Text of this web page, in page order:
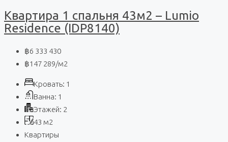
Квартира 1 спальня 43м2 – Lumio
Residence (IDP8140)
฿6 333 430
฿147 289/м2
Кровать: 1
Ванна: 1
Этажей: 2
43 м2
Квартиры